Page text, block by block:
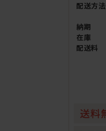
配送方法
納期
在庫
配送料